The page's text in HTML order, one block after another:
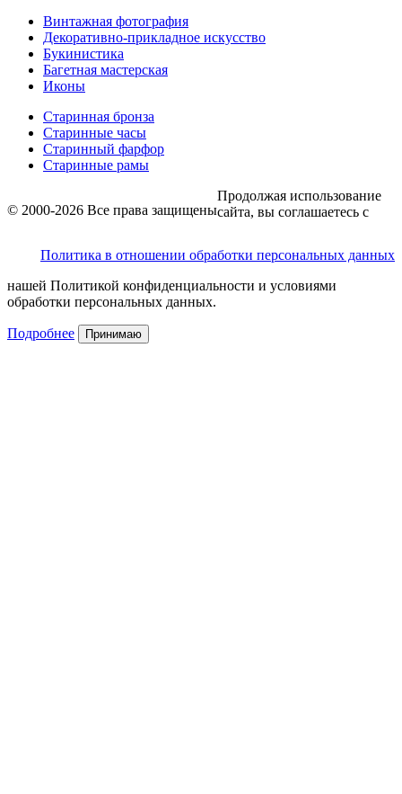
Винтажная фотография
Декоративно-прикладное искусство
Букинистика
Багетная мастерская
Иконы
Старинная бронза
Старинные часы
Старинный фарфор
Старинные рамы
© 2000-2026 Все права защищены
Политика в отношении обработки персональных данных
Продолжая использование
сайта, вы соглашаетесь с
нашей Политикой конфиденциальности и условиями
обработки персональных данных.
Подробнее Принимаю